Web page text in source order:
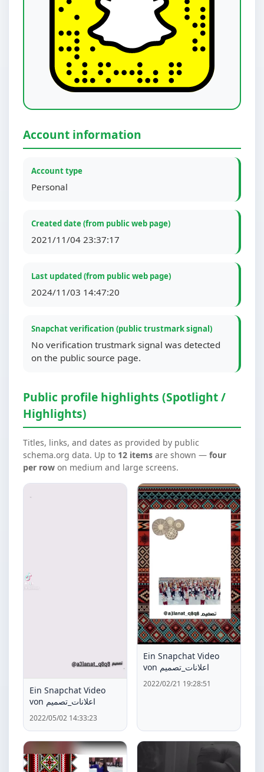
Account information
Account type
Personal
Created date (from public web page)
2021/11/04 23:37:17
Last updated (from public web page)
2024/11/03 14:47:20
Snapchat verification (public trustmark signal)
No verification trustmark signal was detected
on the public source page.
Public profile highlights (Spotlight /
Highlights)
Titles, links, and dates as provided by public
schema.org data. Up to 12 items are shown — four
per row on medium and large screens.
Ein Snapchat Video
von اعلانات_تصميم
2022/05/02 14:33:23
Ein Snapchat Video
von اعلانات_تصميم
2022/02/21 19:28:51